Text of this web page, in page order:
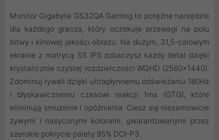
Monitor Gigabyte GS32QA Gaming to potężne narzędzie
dla każdego gracza, który oczekuje przewagi na polu
bitwy i kinowej jakości obrazu. Na dużym, 31,5-calowym
ekranie z matrycą SS IPS zobaczysz każdy detal dzięki
krystalicznie czystej rozdzielczości WQHD (2560x1440).
Zdominuj rywali dzięki ultrapłynnemu odświeżaniu 180Hz
i błyskawicznemu czasowi reakcji 1ms (GTG), które
eliminują smużenie i opóźnienia. Ciesz się niesamowicie
żywymi i nasyconymi kolorami, gwarantowanymi przez
szerokie pokrycie palety 95% DCI-P3.